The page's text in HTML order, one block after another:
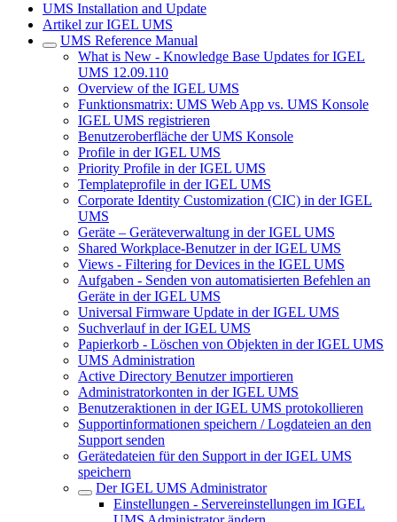
UMS Installation and Update
Artikel zur IGEL UMS
UMS Reference Manual
What is New - Knowledge Base Updates for IGEL
UMS 12.09.110
Overview of the IGEL UMS
Funktionsmatrix: UMS Web App vs. UMS Konsole
IGEL UMS registrieren
Benutzeroberfläche der UMS Konsole
Profile in der IGEL UMS
Priority Profile in der IGEL UMS
Templateprofile in der IGEL UMS
Corporate Identity Customization (CIC) in der IGEL
UMS
Geräte – Geräteverwaltung in der IGEL UMS
Shared Workplace-Benutzer in der IGEL UMS
Views - Filtering for Devices in the IGEL UMS
Aufgaben - Senden von automatisierten Befehlen an
Geräte in der IGEL UMS
Universal Firmware Update in der IGEL UMS
Suchverlauf in der IGEL UMS
Papierkorb - Löschen von Objekten in der IGEL UMS
UMS Administration
Active Directory Benutzer importieren
Administratorkonten in der IGEL UMS
Benutzeraktionen in der IGEL UMS protokollieren
Supportinformationen speichern / Logdateien an den
Support senden
Gerätedateien für den Support in der IGEL UMS
speichern
Der IGEL UMS Administrator
Einstellungen - Servereinstellungen im IGEL